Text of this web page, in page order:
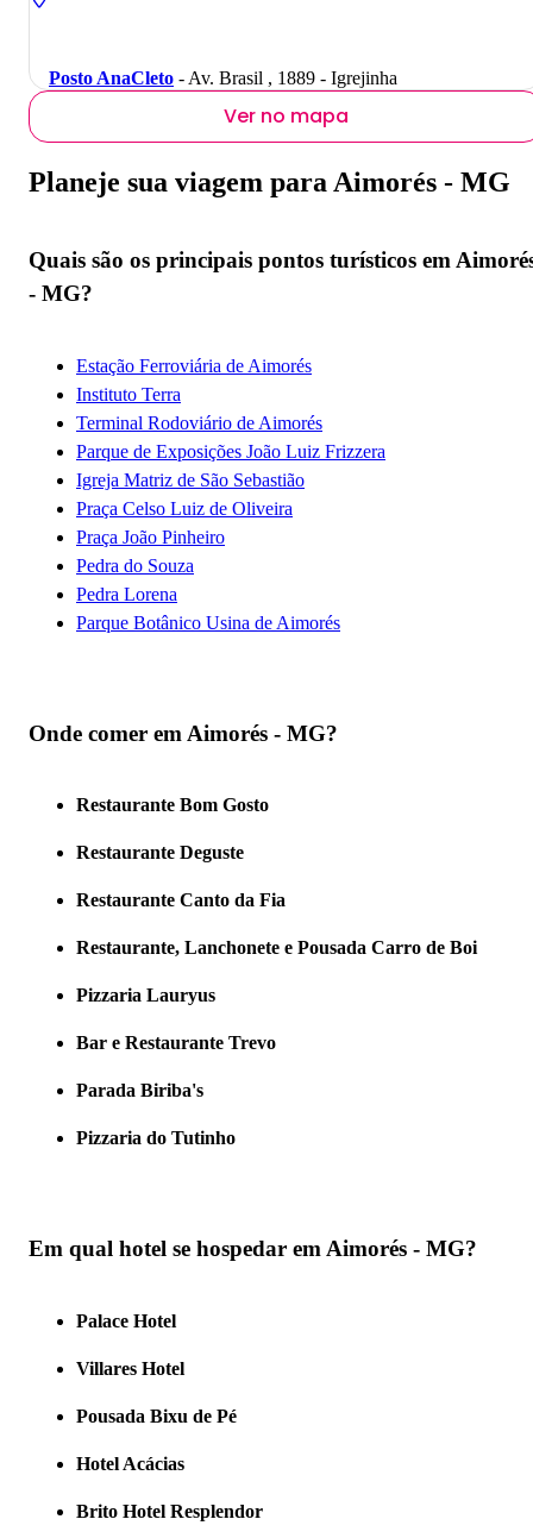
Posto AnaCleto - Av. Brasil , 1889 - Igrejinha
Ver no mapa
Planeje sua viagem para Aimorés - MG
Quais são os principais pontos turísticos em
- MG?
Estação Ferroviária de Aimorés
Instituto Terra
Terminal Rodoviário de Aimorés
Parque de Exposições João Luiz Frizzera
Igreja Matriz de São Sebastião
Praça Celso Luiz de Oliveira
Praça João Pinheiro
Pedra do Souza
Pedra Lorena
Parque Botânico Usina de Aimorés
Onde comer em Aimorés - MG?
Restaurante Bom Gosto
Restaurante Deguste
Restaurante Canto da Fia
Restaurante, Lanchonete e Pousada Carro de Boi
Pizzaria Lauryus
Bar e Restaurante Trevo
Parada Biriba's
Pizzaria do Tutinho
Em qual hotel se hospedar em Aimorés - MG?
Palace Hotel
Villares Hotel
Pousada Bixu de Pé
Hotel Acácias
Brito Hotel Resplendor